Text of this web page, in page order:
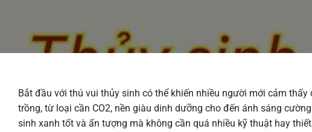
Bắt đầu với thú vui thủy sinh có thể khiến nhiều người mới cảm
trồng, từ loại cần CO2, nền giàu dinh dưỡng cho đến ánh sáng
sinh xanh tốt và ấn tượng mà không cần quá nhiều kỹ thuật hay